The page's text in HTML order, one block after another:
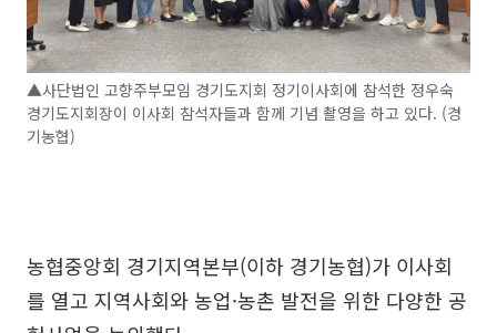
▲사단법인 고향주부모임 경기도지회 정기이사회에 참석한 정우숙
경기도지회장이 이사회 참석자들과 함께 기념 촬영을 하고 있다. (경
기농협)
농협중앙회 경기지역본부(이하 경기농협)가 이사회
를 열고 지역사회와 농업·농촌 발전을 위한 다양한 공